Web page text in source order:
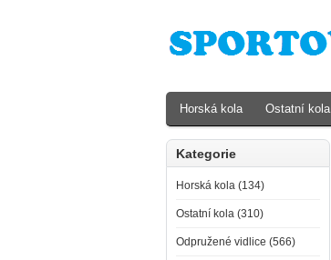
Kategorie
Horská kola (134)
Ostatní kola (310)
Odpružené vidlice (566)
Horská kola Ostatní kola